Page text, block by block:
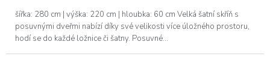
šířka: 280 cm | výška: 220 cm | hloubka: 60 cm Velká šatní skříň s
posuvnými dveřmi nabízí díky své velikosti více úložného prostoru,
hodí se do každé ložnice či šatny. Posuvné...